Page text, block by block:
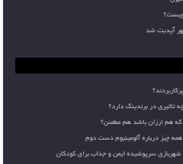
چیست؟
آپدیت شد
تاثیری در برندینگ دارد؟
که هم ارزان باشد هم مطمئن؟
چیز درباره آلومینیوم دست دوم
شهربازی سرپوشیده ایمن و جذاب برای کودکان